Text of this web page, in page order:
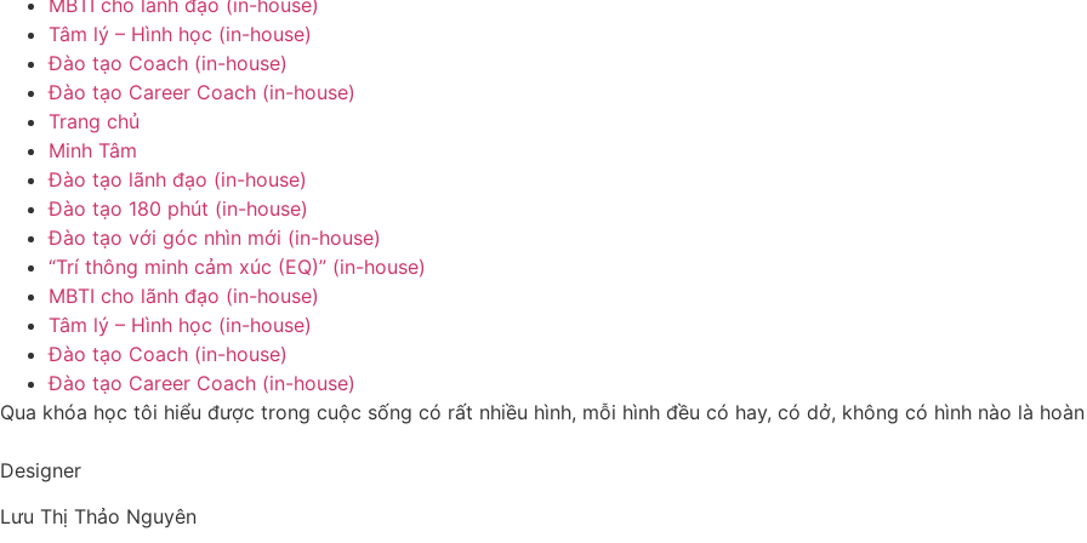
MBTI cho lãnh đạo (in-house)
Tâm lý – Hình học (in-house)
Đào tạo Coach (in-house)
Đào tạo Career Coach (in-house)
Trang chủ
Minh Tâm
Đào tạo lãnh đạo (in-house)
Đào tạo 180 phút (in-house)
Đào tạo với góc nhìn mới (in-house)
“Trí thông minh cảm xúc (EQ)” (in-house)
MBTI cho lãnh đạo (in-house)
Tâm lý – Hình học (in-house)
Đào tạo Coach (in-house)
Đào tạo Career Coach (in-house)
Qua khóa học tôi hiểu được trong cuộc sống có rất nhiều hình, mỗi hình đều có hay, có dở, không có hình nào là
Designer
Lưu Thị Thảo Nguyên